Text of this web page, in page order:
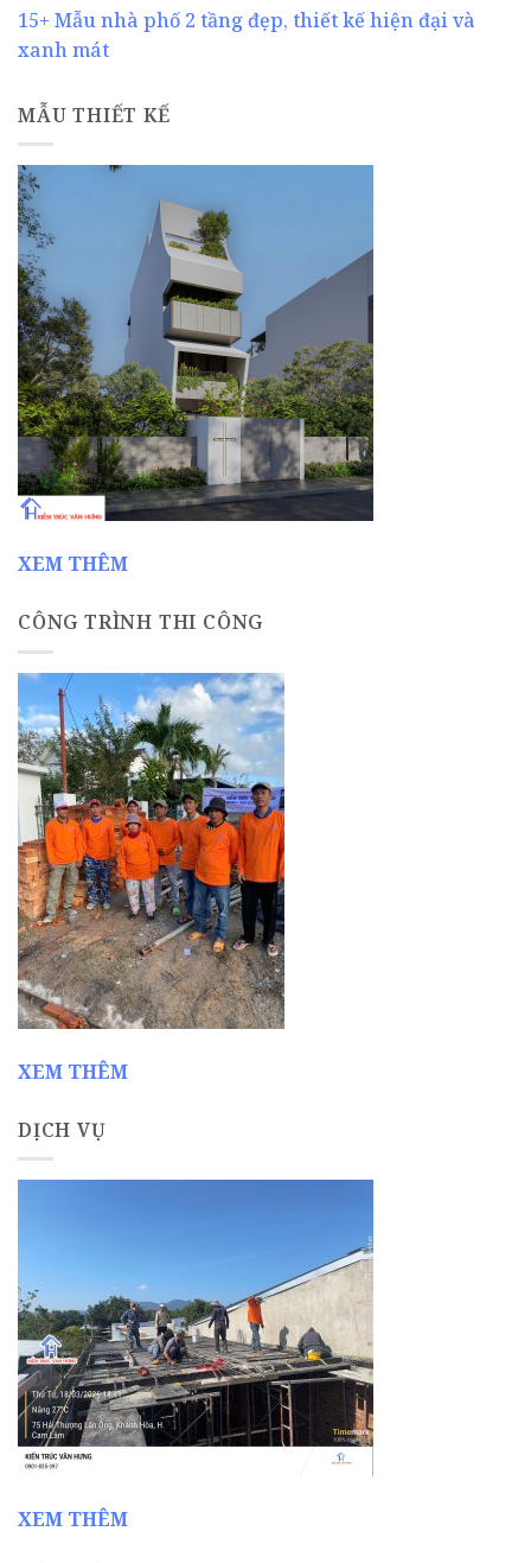
15+ Mẫu nhà phố 2 tầng đẹp, thiết kế hiện đại và
xanh mát
MẪU THIẾT KẾ
XEM THÊM
CÔNG TRÌNH THI CÔNG
XEM THÊM
DỊCH VỤ
XEM THÊM